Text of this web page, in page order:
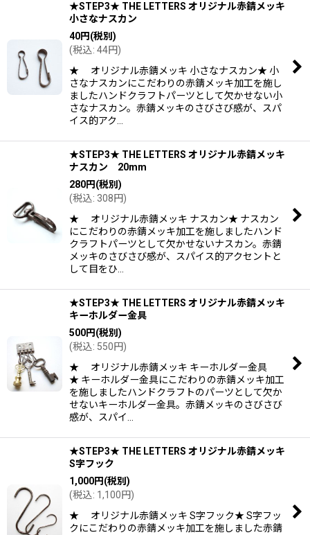
★STEP3★ THE LETTERS オリジナル赤錆メッキ
小さなナスカン
40円(税別)
(税込: 44円)
★ オリジナル赤錆メッキ 小さなナスカン★ 小
さなナスカンにこだわりの赤錆メッキ加工を施し
ましたハンドクラフトパーツとして欠かせない小
さなナスカン。赤錆メッキのさびさび感が、スパ
イス的アク…
★STEP3★ THE LETTERS オリジナル赤錆メッキ
ナスカン 20mm
280円(税別)
(税込: 308円)
★ オリジナル赤錆メッキ ナスカン★ ナスカン
にこだわりの赤錆メッキ加工を施しましたハンド
クラフトパーツとして欠かせないナスカン。赤錆
メッキのさびさび感が、スパイス的アクセントと
して目をひ…
★STEP3★ THE LETTERS オリジナル赤錆メッキ
キーホルダー金具
500円(税別)
(税込: 550円)
★ オリジナル赤錆メッキ キーホルダー金具
★ キーホルダー金具にこだわりの赤錆メッキ加工
を施しましたハンドクラフトのパーツとして欠か
せないキーホルダー金具。赤錆メッキのさびさび
感が、スパイ…
★STEP3★ THE LETTERS オリジナル赤錆メッキ
S字フック
1,000円(税別)
(税込: 1,100円)
★ オリジナル赤錆メッキ S字フック★ S字フッ
クにこだわりの赤錆メッキ加工を施しました赤錆